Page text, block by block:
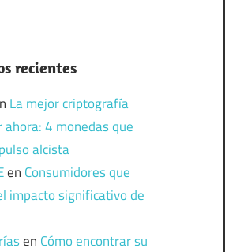
recientes
La mejor criptografía
ahora: 4 monedas que
alcista
en Consumidores que
impacto significativo de
en Cómo encontrar su